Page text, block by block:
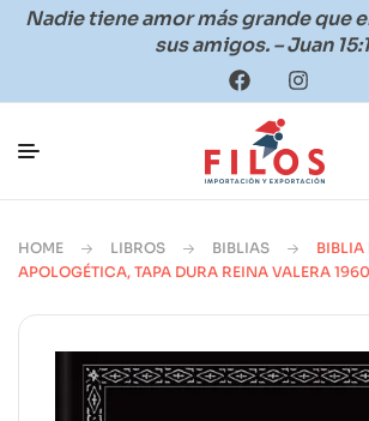
Nadie tiene amor más grande que
sus amigos. – Juan
HOME LIBROS BIBLIAS
BIBLIA
APOLOGÉTICA, TAPA DURA REINA VALERA 1960